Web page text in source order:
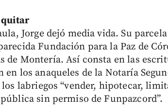
quitar
Jorge dejó media vida. Su
Fundación para la Paz de
de Montería. Así consta en las
en los anaqueles de la Notaría
labriegos “vender, hipotecar,
sin permiso de Funpazcord”.